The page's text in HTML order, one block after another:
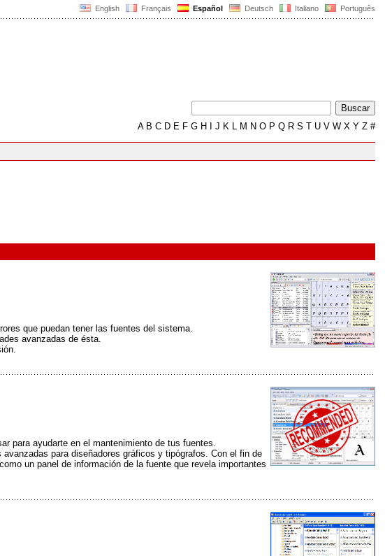
English Français Español Deutsch Italiano Português
AB C D E F G H J K L M N O P Q R S T U V W X Y Z #
que puedan tener las fuentes del sistema.
avanzadas de ésta.
para ayudarte en el mantenimiento de tus fuentes.
para diseñadores gráficos y tipógrafos. Con el fin de
un panel de información de la fuente que revela importantes